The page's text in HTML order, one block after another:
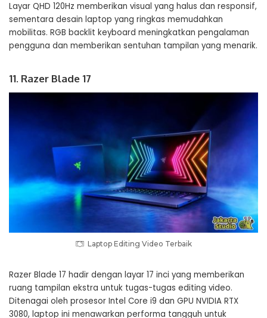
Layar QHD 120Hz memberikan visual yang halus dan responsif,
sementara desain laptop yang ringkas memudahkan
mobilitas. RGB backlit keyboard meningkatkan pengalaman
pengguna dan memberikan sentuhan tampilan yang menarik.
11. Razer Blade 17
Laptop Editing Video Terbaik
Razer Blade 17 hadir dengan layar 17 inci yang memberikan
ruang tampilan ekstra untuk tugas-tugas editing video.
Ditenagai oleh prosesor Intel Core i9 dan GPU NVIDIA RTX
3080, laptop ini menawarkan performa tangguh untuk